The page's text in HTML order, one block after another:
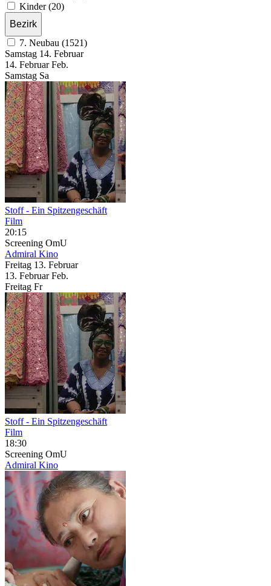
Kinder (20)
Bezirk
7. Neubau (1521)
Samstag 14. Februar
14. Februar Feb.
Samstag Sa
Stoff - Ein Spitzengeschäft
Film
20:15
Screening OmU
Admiral Kino
Freitag 13. Februar
13. Februar Feb.
Freitag Fr
Stoff - Ein Spitzengeschäft
Film
18:30
Screening OmU
Admiral Kino